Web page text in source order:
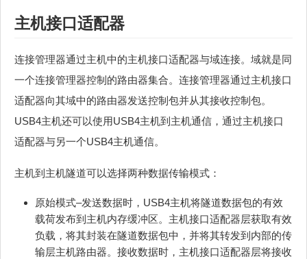
主机接口适配器
连接管理器通过主机中的主机接口适配器与域连接。域就是同
一个连接管理器控制的路由器集合。连接管理器通过主机接口
适配器向其域中的路由器发送控制包并从其接收控制包。
USB4主机还可以使用USB4主机到主机通信，通过主机接口
适配器与另一个USB4主机通信。
主机到主机隧道可以选择两种数据传输模式：
原始模式–发送数据时，USB4主机将隧道数据包的有效
载荷发布到主机内存缓冲区。主机接口适配器层获取有效
负载，将其封装在隧道数据包中，并将其转发到内部的传
输层主机路由器。接收数据时，主机接口适配器层将接收